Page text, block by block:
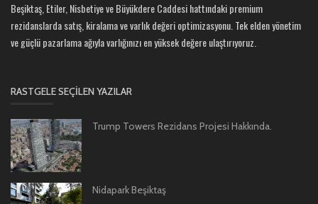
Beşiktaş, Etiler, Nisbetiye ve Büyükdere Caddesi hattındaki premium
rezidanslarda satış, kiralama ve varlık değeri optimizasyonu. Tek elden yönetim
ve güçlü pazarlama ağıyla varlığınızı en yüksek değere ulaştırıyoruz.
RASTGELE SEÇILEN YAZILAR
Trump Towers Rezidans Projesi Hakkında.
Nidapark Beşiktaş